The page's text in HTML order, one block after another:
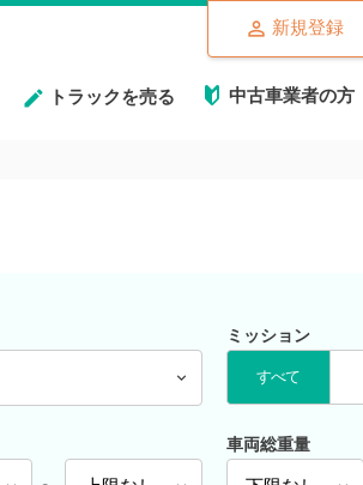
トラックを売る 中古車業者の方
新規登録
ミッション
すべて
車両総重量